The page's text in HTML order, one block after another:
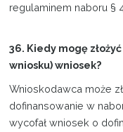
regulaminem naboru §
36. Kiedy mogę
wniosku) wniosek?
Wnioskodawca może
dofinansowanie w
wycofał wniosek o